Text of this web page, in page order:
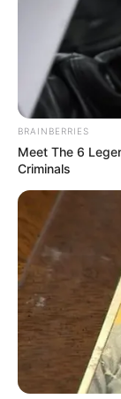
BRAINBERRIES
Meet The 6
Criminals